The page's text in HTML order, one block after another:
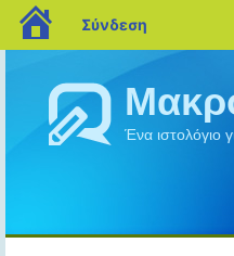
blogs.sch.gr
Σύνδεση
Ένα ιστολόγιο